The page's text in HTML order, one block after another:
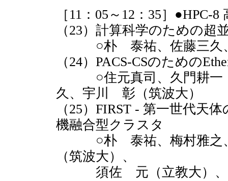
［11：05～12：35］●HPC-
（23）計算科学のための超
○朴 泰祐、佐藤三久、
（24）PACS-CSのための
○住元真司、久門耕一
久、宇川 彰（筑波大）
（25）FIRST - 第一世代天
機融合型クラスタ
○朴 泰祐、梅村雅之、
（筑波大）、
須佐 元（立教大）、